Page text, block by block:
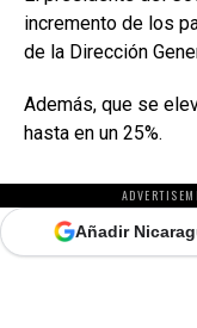
incremento de los
de la Dirección
Además, que se
hasta en un 25%.
Añadir